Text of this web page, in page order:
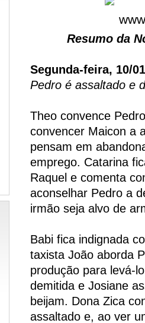
Resumo da
Segunda-feira, 10/
Pedro é assaltado e
Theo convence
convencer Maicon a
pensam em
emprego. Catarina
Raquel e comenta
aconselhar Pedro a
irmão seja alvo de
Babi fica indignada
taxista João aborda
produção para levá-
demitida e Josiane
beijam. Dona Zica
assaltado e, ao ver